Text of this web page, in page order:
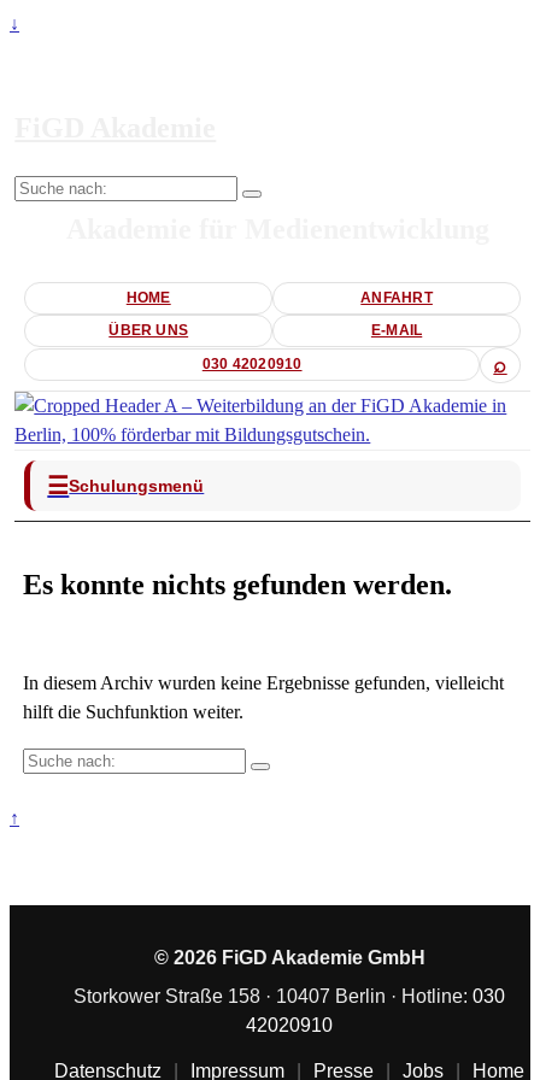
↓
Suche
HOME ANFAHRT
ÜBER UNS E-MAIL
030 42020910 ⌕
☰Schulungsmenü
Es konnte nichts gefunden werden.
In diesem Archiv wurden keine Ergebnisse gefunden, vielleicht
hilft die Suchfunktion weiter.
Suche
↑
© 2026 FiGD Akademie GmbH
Storkower Straße 158 · 10407 Berlin · Hotline: 030
42020910
Datenschutz Impressum Presse Jobs Home